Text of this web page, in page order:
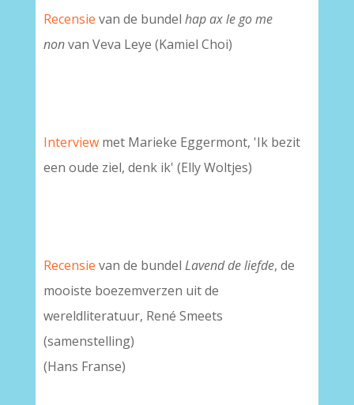
Recensie van de bundel hap ax le go me
nonvan Veva Leye (Kamiel Choi)
Interviewmet Marieke Eggermont, 'Ik bezit
een oude ziel, denk ik' (Elly Woltjes)
Recensie van de bundel Lavend de liefde, de
mooiste boezemverzen uit de
wereldliteratuur, René Smeets
(samenstelling)
(Hans Franse)